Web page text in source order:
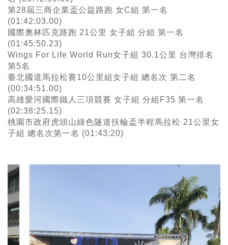
第28屆三商企業盃公益路跑 女C組 第一名
(01:42:03.00)
國際奧林匹克路跑 21公里 女子組 分組 第一名
(01:45:50.23)
Wings For Life World Run女子組 30.1公里 台灣排名
第5名
臺北國道馬拉松賽10公里組女子組 總名次 第二名
(00:34:51.00)
高雄愛河國際鐵人三項競賽 女子組 分組F35 第一名
(02:38:25.15)
桃園市政府虎頭山綠色隧道扶輪盃半程馬拉松 21公里女
子組 總名次第一名 (01:43:20)